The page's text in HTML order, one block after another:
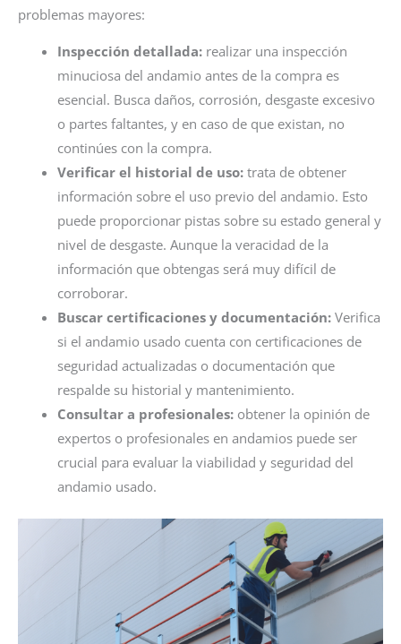
problemas mayores:
Inspección detallada: realizar una inspección
minuciosa del andamio antes de la compra es
esencial. Busca daños, corrosión, desgaste excesivo
o partes faltantes, y en caso de que existan, no
continúes con la compra.
Verificar el historial de uso:trata de obtener
información sobre el uso previo del andamio. Esto
puede proporcionar pistas sobre su estado general y
nivel de desgaste. Aunque la veracidad de la
información que obtengas será muy difícil de
corroborar.
Buscar certificaciones y documentación:Verifica
si el andamio usado cuenta con certificaciones de
seguridad actualizadas o documentación que
respalde su historial y mantenimiento.
Consultar a profesionales:obtener la opinión de
expertos o profesionales en andamios puede ser
crucial para evaluar la viabilidad y seguridad del
andamio usado.